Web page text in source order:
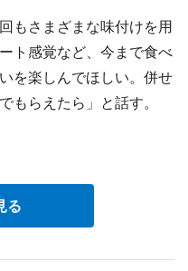
もさまざまな味付けを用
ト感覚など、今まで食べ
を楽しんでほしい。併せ
もらえたら」と話す。
る